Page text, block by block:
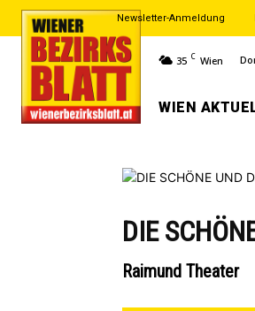
Newsletter-Anmeldung
35 C Wien
WIEN
DIE
Raimund Theater